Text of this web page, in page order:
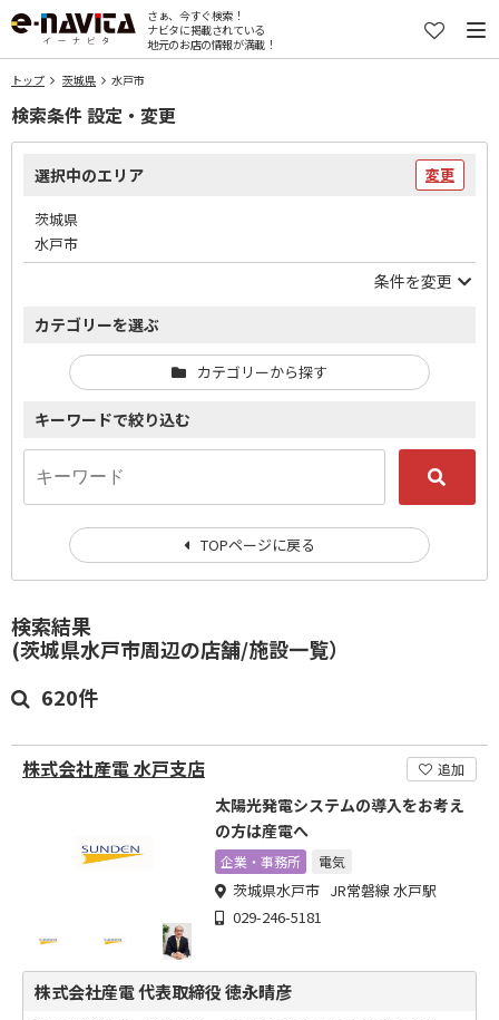
さぁ、今すぐ検索！
ナビタに掲載されている
地元のお店の情報が満載！
トップ 茨城県 水戸市
検索結果
(茨城県水戸市周辺の店舗/施設一覧）
620件
株式会社産電 水戸支店 追加
太陽光発電システムの導入をお考え
の方は産電へ
企業・事務所 電気
茨城県水戸市 JR常磐線 水戸駅
029-246-5181
株式会社産電 代表取締役 徳永晴彦
検索条件 設定・変更
選択中のエリア 変更
茨城県
水戸市
条件を変更
カテゴリーを選ぶ
カテゴリーから探す
キーワードで絞り込む
TOPページに戻る